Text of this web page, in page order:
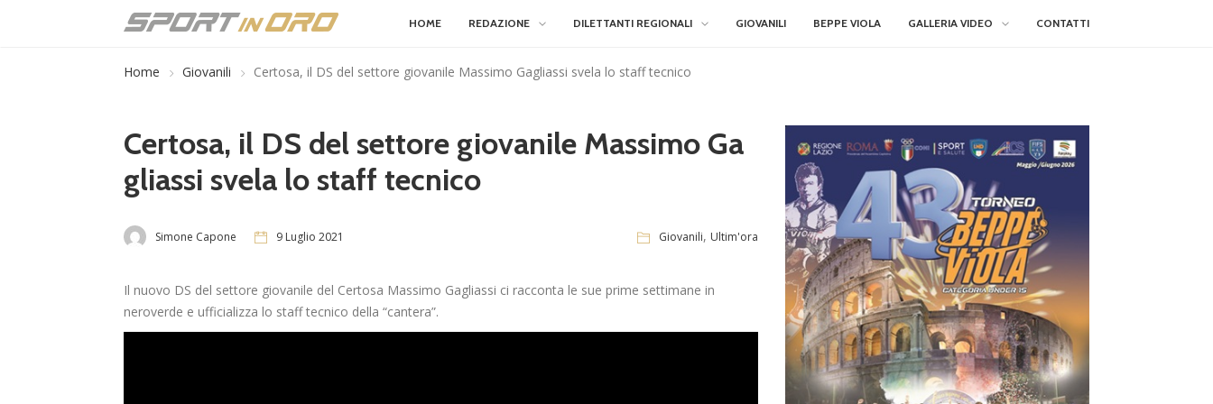
HOME REDAZIONE DILETTANTI REGIONALI GIOVANILI BEPPE VIOLA GALLERIA VIDEO CONTATTI
Home Giovanili Certosa, il DS del settore giovanile Massimo Gagliassi svela lo staff tecnico
Certosa, il DS del settore giovanile Massimo Ga
gliassi svela lo staff tecnico
Simone Capone 9 Luglio 2021 Giovanili, Ultim'ora
Il nuovo DS del settore giovanile del Certosa Massimo Gagliassi ci racconta le sue prime settimane in
neroverde e ufficializza lo staff tecnico della “cantera”.